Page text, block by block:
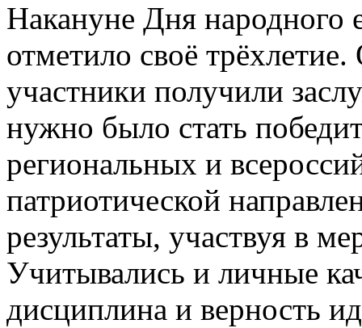
Накануне Дня народного
отметило своё
участники получили
нужно было стать
региональных и
патриотической
результаты, участвуя в
Учитывались и личные
дисциплина и верность